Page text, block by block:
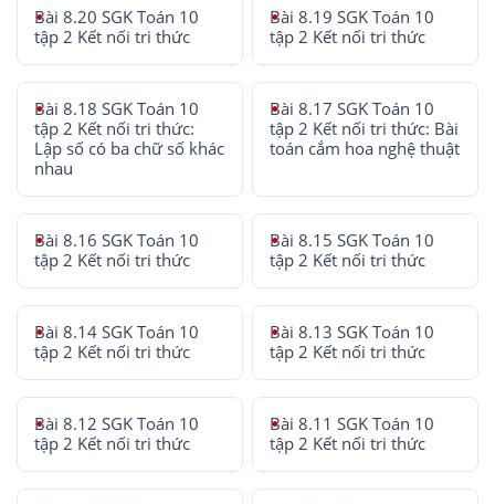
Bài 8.20 SGK Toán 10
tập 2 Kết nối tri thức
Bài 8.19 SGK Toán 10
tập 2 Kết nối tri thức
Bài 8.18 SGK Toán 10
tập 2 Kết nối tri thức:
Lập số có ba chữ số khác
nhau
Bài 8.17 SGK Toán 10
tập 2 Kết nối tri thức: Bài
toán cắm hoa nghệ thuật
Bài 8.16 SGK Toán 10
tập 2 Kết nối tri thức
Bài 8.15 SGK Toán 10
tập 2 Kết nối tri thức
Bài 8.14 SGK Toán 10
tập 2 Kết nối tri thức
Bài 8.13 SGK Toán 10
tập 2 Kết nối tri thức
Bài 8.12 SGK Toán 10
tập 2 Kết nối tri thức
Bài 8.11 SGK Toán 10
tập 2 Kết nối tri thức